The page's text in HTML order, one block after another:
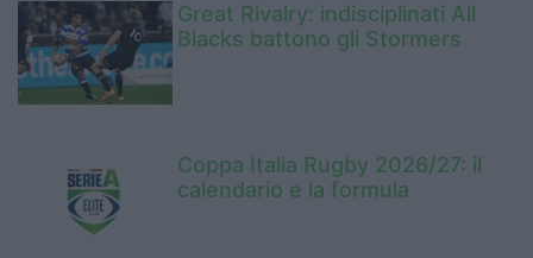
Great Rivalry: indisciplinati All
Blacks battono gli Stormers
Coppa Italia Rugby 2026/27: il
calendario e la formula